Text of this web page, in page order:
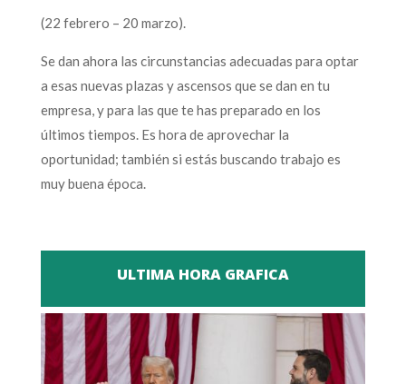
(22 febrero – 20 marzo).
Se dan ahora las circunstancias adecuadas para optar
a esas nuevas plazas y ascensos que se dan en tu
empresa, y para las que te has preparado en los
últimos tiempos. Es hora de aprovechar la
oportunidad; también si estás buscando trabajo es
muy buena época.
ULTIMA HORA GRAFICA